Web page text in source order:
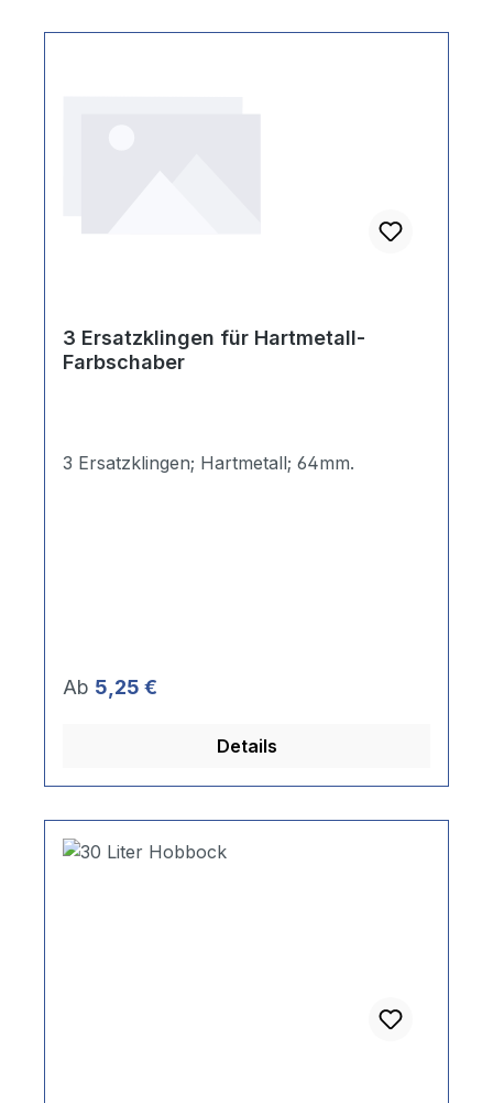
3 Ersatzklingen für Hartmetall-
Farbschaber
Regulärer Preis:
Ab 5,25 €
Details